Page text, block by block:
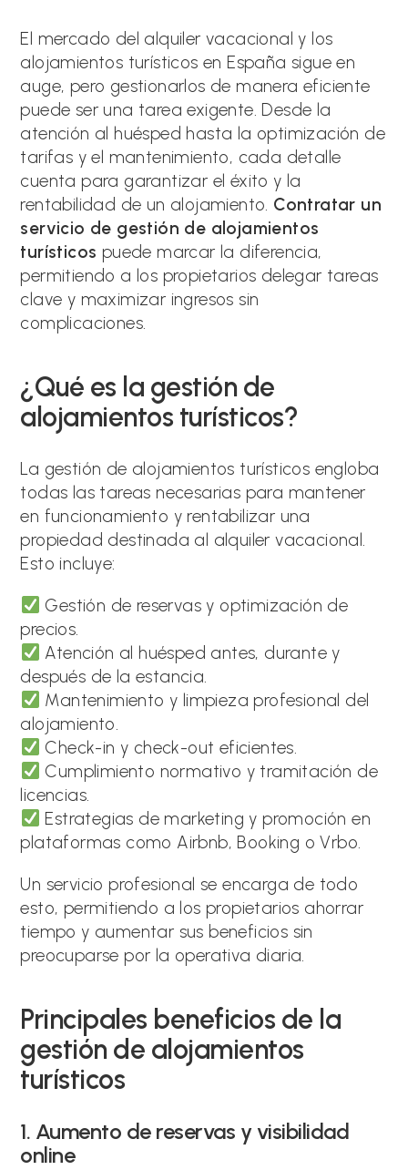
El mercado del alquiler vacacional y los
alojamientos turísticos en España sigue en
auge, pero gestionarlos de manera eficiente
puede ser una tarea exigente. Desde la
atención al huésped hasta la optimización de
tarifas y el mantenimiento, cada detalle
cuenta para garantizar el éxito y la
rentabilidad de un alojamiento. Contratar un
servicio de gestión de alojamientos
turísticos puede marcar la diferencia,
permitiendo a los propietarios delegar tareas
clave y maximizar ingresos sin
complicaciones.
¿Qué es la gestión de
alojamientos turísticos?
La gestión de alojamientos turísticos engloba
todas las tareas necesarias para mantener
en funcionamiento y rentabilizar una
propiedad destinada al alquiler vacacional.
Esto incluye:
Gestión de reservas y optimización de
precios.
Atención al huésped antes, durante y
después de la estancia.
Mantenimiento y limpieza profesional del
alojamiento.
Check-in y check-out eficientes.
Cumplimiento normativo y tramitación de
licencias.
Estrategias de marketing y promoción en
plataformas como Airbnb, Booking o Vrbo.
Un servicio profesional se encarga de todo
esto, permitiendo a los propietarios ahorrar
tiempo y aumentar sus beneficios sin
preocuparse por la operativa diaria.
Principales beneficios de la
gestión de alojamientos
turísticos
1. Aumento de reservas y visibilidad
online